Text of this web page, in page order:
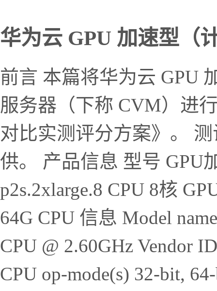
华为云 GPU 加速型（
前言 本篇将华为云 GPU
服务器（下称 CVM）进
对比实测评分方案》。
供。 产品信息 型号 GPU
p2s.2xlarge.8 CPU 8核
64G CPU 信息 Model
CPU @ 2.60GHz Vendor
CPU op-mode(s) 32-bit,